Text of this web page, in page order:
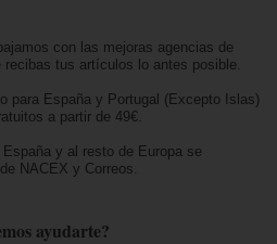
con las mejoras agencias de
recibas tus artículos lo antes posible.
para España y Portugal (Excepto Islas)
a partir de 49€.
y al resto de Europa se
NACEX y Correos.
ayudarte?